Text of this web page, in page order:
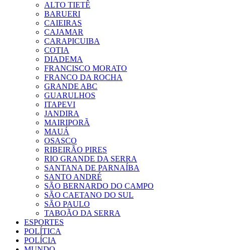
ALTO TIETÊ
BARUERI
CAIEIRAS
CAJAMAR
CARAPICUIBA
COTIA
DIADEMA
FRANCISCO MORATO
FRANCO DA ROCHA
GRANDE ABC
GUARULHOS
ITAPEVI
JANDIRA
MAIRIPORÃ
MAUÁ
OSASCO
RIBEIRÃO PIRES
RIO GRANDE DA SERRA
SANTANA DE PARNAÍBA
SANTO ANDRÉ
SÃO BERNARDO DO CAMPO
SÃO CAETANO DO SUL
SÃO PAULO
TABOÃO DA SERRA
ESPORTES
POLÍTICA
POLÍCIA